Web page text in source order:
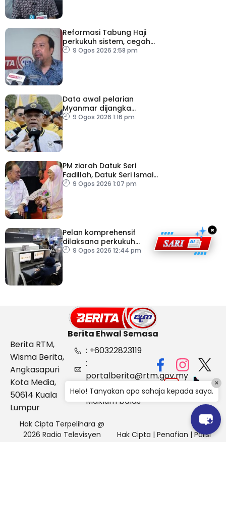
Reformasi Tabung Haji
perkukuh sistem, cegah
kesilapan berulang
9 Ogos 2026 2:58 pm
Data awal pelarian
Myanmar dijangka
diperoleh suku keempat
9 Ogos 2026 1:16 pm
PM ziarah Datuk Seri
Fadillah, Datuk Seri Ismail
Sabri di IJN
9 Ogos 2026 1:07 pm
Pelan komprehensif
dilaksana perkukuh
keselamatan
9 Ogos 2026 12:44 pm
×
Berita Ehwal Semasa
Berita RTM,
Wisma Berita,
Angkasapuri
Kota Media,
50614 Kuala
Lumpur
: +60322823119
:
portalberita@rtm.gov.my
: Aduan &
Maklum balas
Hak Cipta Terpelihara @
2026 Radio Televisyen
Hak Cipta | Penafian | Polisi
Helo! Tanyakan apa sahaja kepada saya.
×